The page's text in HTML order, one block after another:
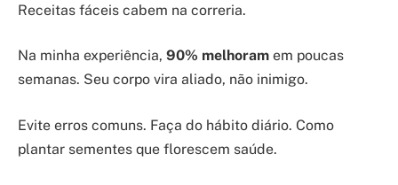
Receitas fáceis cabem na correria.
Na minha experiência, 90% melhoram em poucas
semanas. Seu corpo vira aliado, não inimigo.
Evite erros comuns. Faça do hábito diário. Como
plantar sementes que florescem saúde.